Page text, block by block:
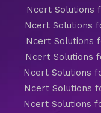
Ncert Solutions
Ncert Solutions
Ncert Solutions
Ncert Solutions
Ncert Solutions
Ncert Solutions
Ncert Solutions